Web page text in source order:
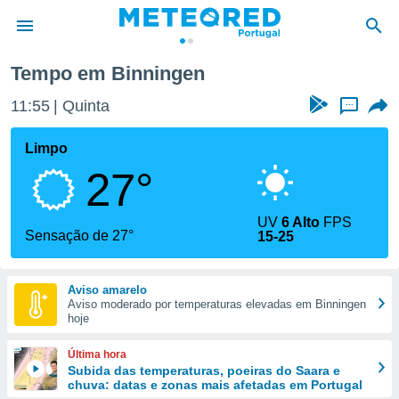
da
foi
fornecidas
a este
das
e
forma
digital
Tempo em Binningen
11:55 Quinta ...
Limpo
27°
Sensação de 27°
UV6 Alto FPS
15-25
Aviso amarelo
Aviso moderado por temperaturas elevadas em Binningen
hoje
Última hora
Subida das temperaturas, poeiras do Saara e
chuva: datas e zonas mais afetadas em Portugal